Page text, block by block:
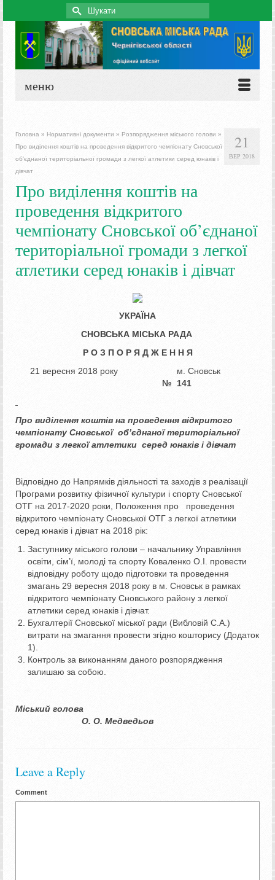
Search
for:
меню
21
ВЕР 2018
Головна » Нормативні документи » Розпорядження міського голови »
Про виділення коштів на проведення відкритого чемпіонату Сновської
об’єднаної територіальної громади з легкої атлетики серед юнаків і
дівчат
Про виділення коштів на
проведення відкритого
чемпіонату Сновської об’єднаної
територіальної громади з легкої
атлетики серед юнаків і дівчат
УКРАЇНА
СНОВСЬКА МІСЬКА РАДА
Р О З П О Р Я Д Ж Е Н Н Я
21 вересня 2018 року м. Сновськ
№ 141
Про виділення коштів на проведення відкритого
чемпіонату Сновської об’єднаної територіальної
громади з легкої атлетики серед юнаків і дівчат
Відповідно до Напрямків діяльності та заходів з реалізації
Програми розвитку фізичної культури і спорту Сновської
ОТГ на 2017-2020 роки, Положення про проведення
відкритого чемпіонату Сновської ОТГ з легкої атлетики
серед юнаків і дівчат на 2018 рік:
Заступнику міського голови – начальнику Управління
освіти, сім’ї, молоді та спорту Коваленко О.І. провести
відповідну роботу щодо підготовки та проведення
змагань 29 вересня 2018 року в м. Сновськ в рамках
відкритого чемпіонату Сновського району з легкої
атлетики серед юнаків і дівчат.
Бухгалтерії Сновської міської ради (Вибловій С.А.)
витрати на змагання провести згідно кошторису (Додаток
1).
Контроль за виконанням даного розпорядження
залишаю за собою.
Міський голова
О. О. Медведьов
Leave a Reply
Comment